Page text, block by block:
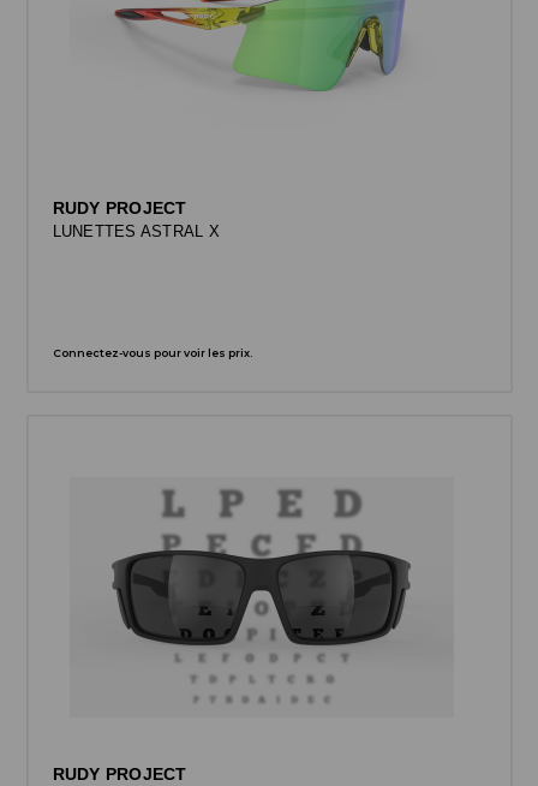
RUDY PROJECT
LUNETTES ASTRAL X
Connectez-vous pour voir les prix.
RUDY PROJECT